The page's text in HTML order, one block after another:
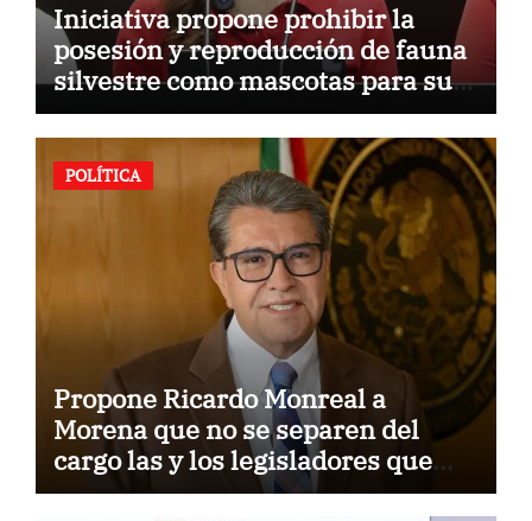
Iniciativa propone prohibir la
posesión y reproducción de fauna
silvestre como mascotas para su
comercialización
POLÍTICA
Propone Ricardo Monreal a
Morena que no se separen del
cargo las y los legisladores que
quieren reelegirse